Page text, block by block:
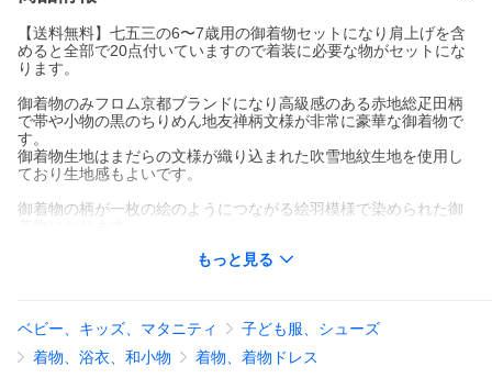
【送料無料】七五三の6〜7歳用の御着物セットになり肩上げを含
めると全部で20点付いていますので着装に必要な物がセットにな
ります。
御着物のみフロム京都ブランドになり高級感のある赤地総疋田柄
で帯や小物の黒のちりめん地友禅柄文様が非常に豪華な御着物で
す。
御着物生地はまだらの文様が織り込まれた吹雪地紋生地を使用し
ており生地感もよいです。
御着物の柄が一枚の絵のようにつながる絵羽模様で染められた御
七五三だけでなく雛祭りやお正月、結婚式などにも着ていただけ
も足が痛くなり難いように少し大きめの21cmくらいありますので
足サイズ約19〜21cmくらいまで幅広い足のサイズに対応してくれ
ます。
もっと見る
ベビー、キッズ、マタニティ
子ども服、シューズ
着物、浴衣、和小物
着物、着物ドレス